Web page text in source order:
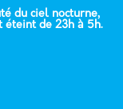
du ciel nocturne,
éteint de 23h à 5h.